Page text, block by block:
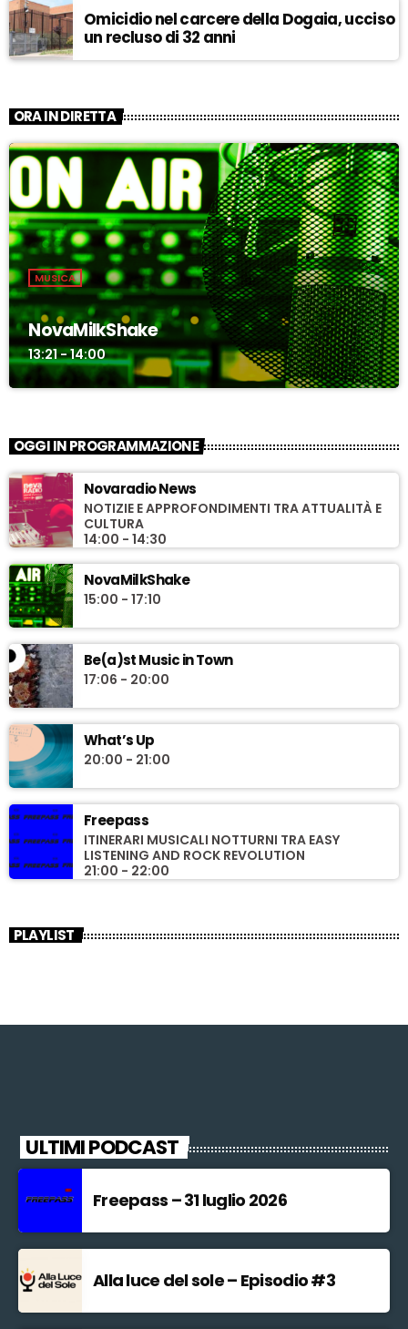
Omicidio nel carcere della Dogaia, ucciso
un recluso di 32 anni
ORA IN DIRETTA
MUSICA
NovaMilkShake
13:21 - 14:00
OGGI IN PROGRAMMAZIONE
Novaradio News
NOTIZIE E APPROFONDIMENTI TRA ATTUALITÀ E
CULTURA
14:00 - 14:30
NovaMilkShake
15:00 - 17:10
Be(a)st Music in Town
17:06 - 20:00
What’s Up
20:00 - 21:00
Freepass
ITINERARI MUSICALI NOTTURNI TRA EASY
LISTENING AND ROCK REVOLUTION
21:00 - 22:00
PLAYLIST
ULTIMI PODCAST
Freepass – 31 luglio 2026
Alla luce del sole – Episodio #3